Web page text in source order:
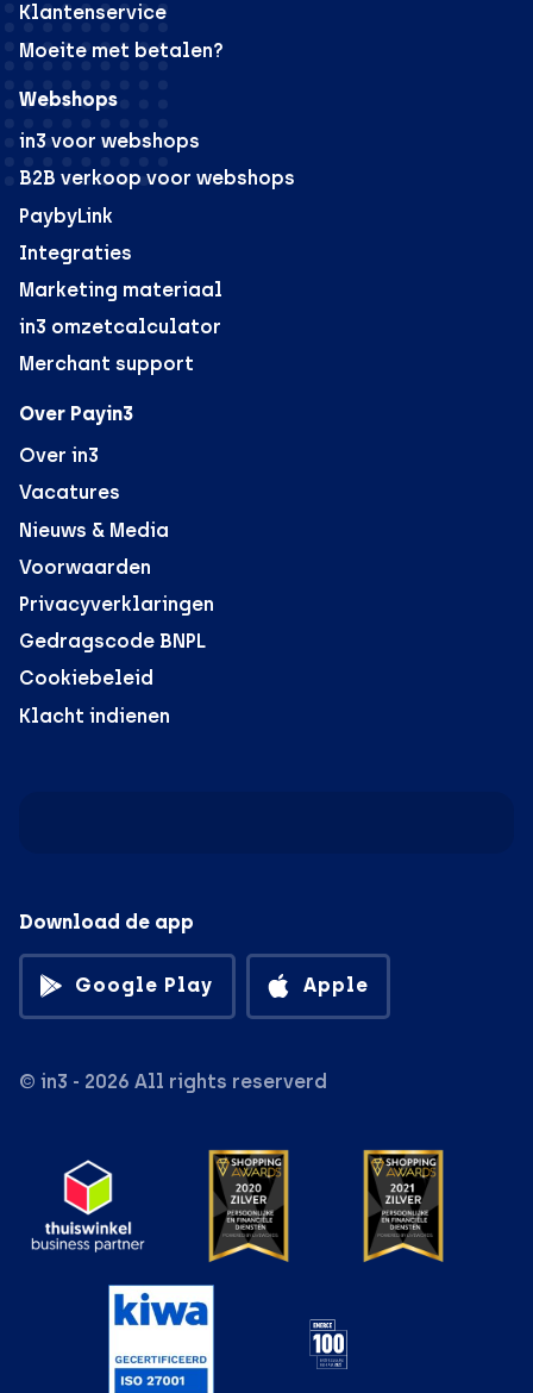
Klantenservice
Moeite met betalen?
Webshops
in3 voor webshops
B2B verkoop voor webshops
PaybyLink
Integraties
Marketing materiaal
in3 omzetcalculator
Merchant support
Over Payin3
Over in3
Vacatures
Nieuws & Media
Voorwaarden
Privacyverklaringen
Gedragscode BNPL
Cookiebeleid
Klacht indienen
Download de app
Google Play Apple
© in3 - 2026 All rights reserverd